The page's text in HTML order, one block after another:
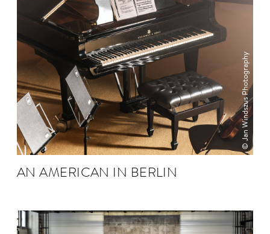
© Jan Windszus Photography
AN AMERI­CAN IN BERLIN